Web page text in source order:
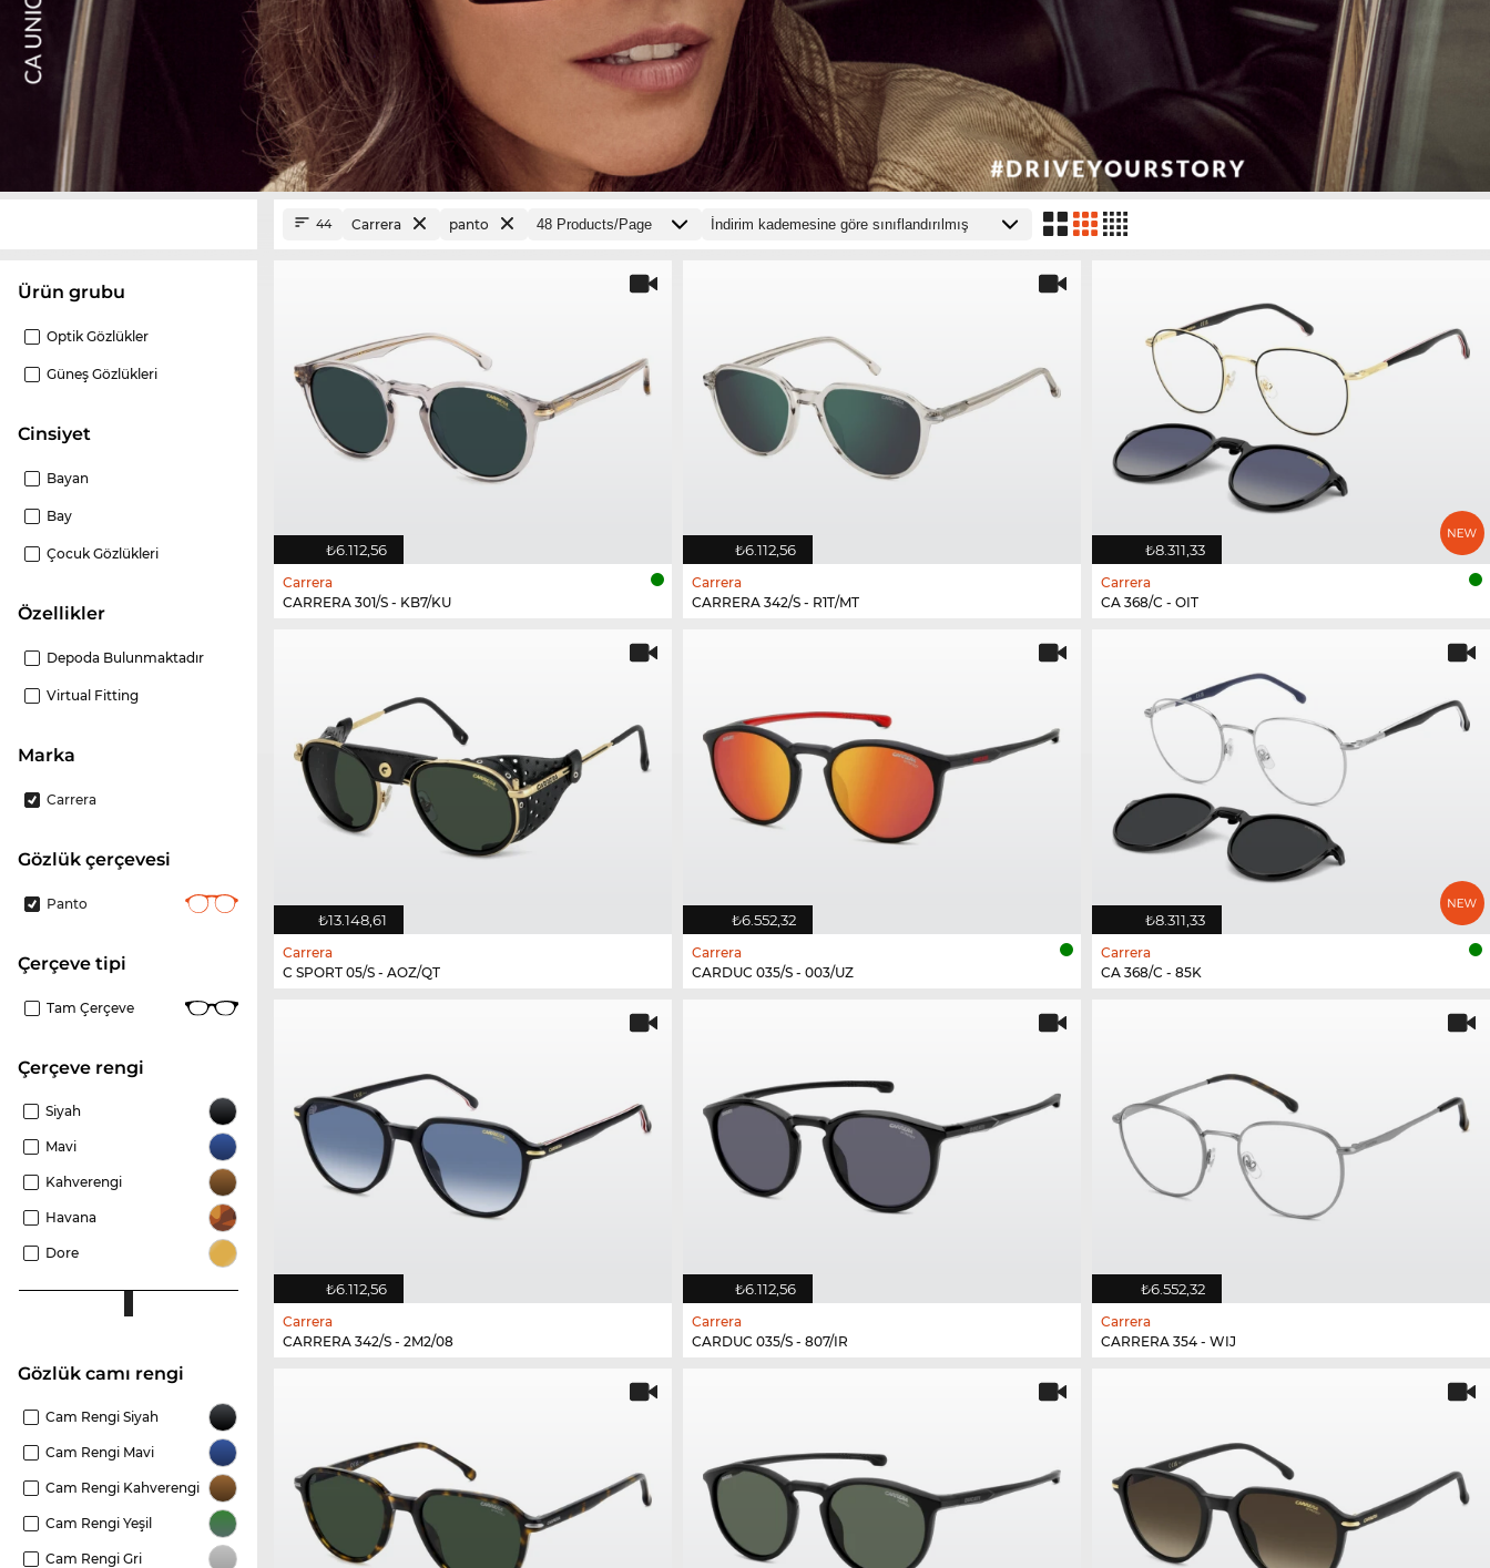
ürün grubu
Optik Gözlükler
Güneş Gözlükleri
Cinsiyet
Bayan
Bay
Çocuk Gözlükleri
Özellikler
Depoda Bulunmaktadır
Virtual Fitting
Marka
Carrera
gözlük çerçevesi
Panto
çerçeve tipi
Tam Çerçeve
çerçeve rengi
Siyah
Mavi
Kahverengi
Havana
Dore
Gözlük camı rengi
Cam Rengi Siyah
Cam Rengi Mavi
Cam Rengi Kahverengi
Cam Rengi Yeşil
Cam Rengi Gri
44 Carrera panto
₺6.112,56
Carrera
CARRERA 301/S - KB7/KU
₺6.112,56
Carrera
CARRERA 342/S - R1T/MT
₺8.311,33
Carrera
CA 368/C - OIT
₺13.148,61
Carrera
C SPORT 05/S - AOZ/QT
₺6.552,32
Carrera
CARDUC 035/S - 003/UZ
₺8.311,33
Carrera
CA 368/C - 85K
₺6.112,56
Carrera
CARRERA 342/S - 2M2/08
₺6.112,56
Carrera
CARDUC 035/S - 807/IR
₺6.552,32
Carrera
CARRERA 354 - WIJ